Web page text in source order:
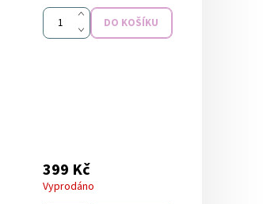
399 Kč
Vyprodáno